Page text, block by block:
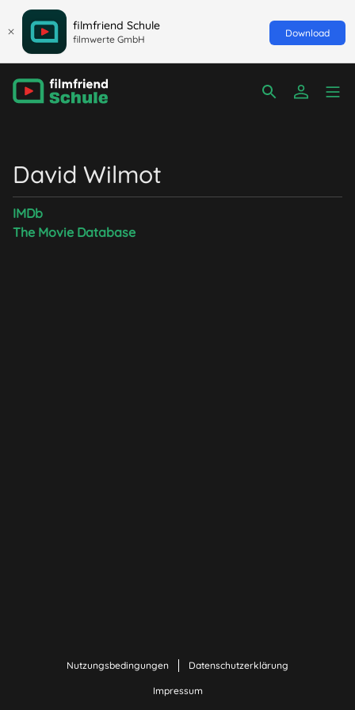
filmfriend Schule
filmwerte GmbH
Download
David Wilmot
IMDb
The Movie Database
Nutzungsbedingungen Datenschutzerklärung
Impressum